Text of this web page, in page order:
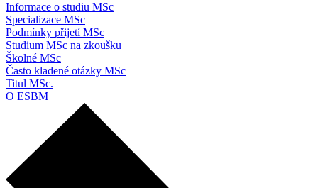
Informace o studiu MSc
Specializace MSc
Podmínky přijetí MSc
Studium MSc na zkoušku
Školné MSc
Často kladené otázky MSc
Titul MSc.
O ESBM